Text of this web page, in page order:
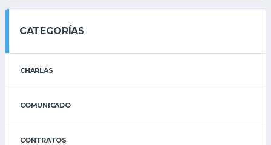
CATEGORÍAS
CHARLAS
COMUNICADO
CONTRATOS